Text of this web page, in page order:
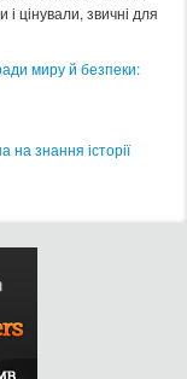
цінували, звичні для
миру й безпеки:
знання історії